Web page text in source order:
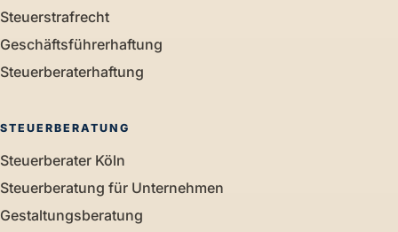
Steuerstrafrecht
Geschäftsführerhaftung
Steuerberaterhaftung
STEUERBERATUNG
Steuerberater Köln
Steuerberatung für Unternehmen
Gestaltungsberatung